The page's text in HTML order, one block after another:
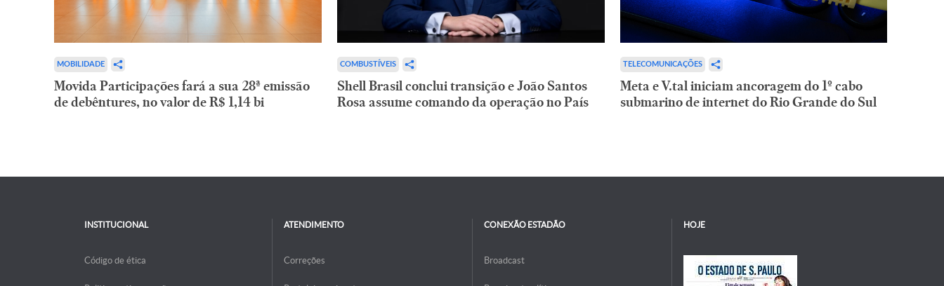
MOBILIDADE
Movida Participações fará a sua 28ª emissão
de debêntures, no valor de R$ 1,14 bi
COMBUSTÍVEIS
Shell Brasil conclui transição e João Santos
Rosa assume comando da operação no País
TELECOMUNICAÇÕES
Meta e V.tal iniciam ancoragem do 1º cabo
submarino de internet do Rio Grande do Sul
INSTITUCIONAL
Código de ética
ATENDIMENTO
Correções
CONEXÃO ESTADÃO
Broadcast
HOJE